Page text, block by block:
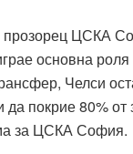
ЦСКА
основна
Челси
покрие 80%
за ЦСКА София.